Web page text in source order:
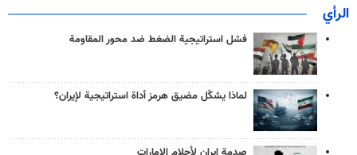
الرأي
فشل استراتيجية الضغط ضد محور المقاومة
لماذا يشكّل مضيق هرمز أداة استراتيجية لإيران؟